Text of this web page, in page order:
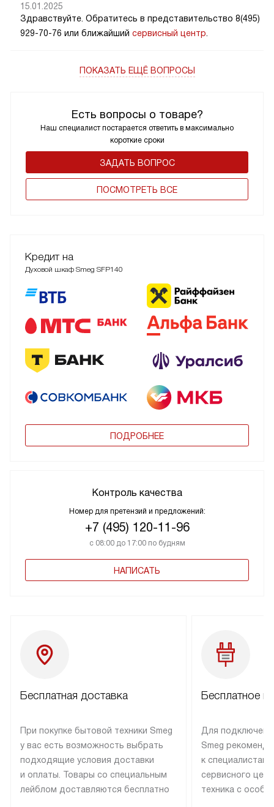
Есть вопросы о товаре?
Наш специалист постарается ответить в максимально
короткие сроки
ЗАДАТЬ ВОПРОС
ПОCМОТРЕТЬ ВСЕ
15.01.2025
Здравствуйте. Обратитесь в представительство 8(495)
929-70-76 или ближайший сервисный центр
ПОКАЗАТЬ ЕЩЁ ВОПРОСЫ
Кредит на
Духовой шкаф Smeg SFP140
ПОДРОБНЕЕ
Контроль качества
Номер для претензий и предложений:
+7 (495) 120-11-96
с 08:00 до 17:00 по будням
НАПИСАТЬ
Бесплатная доставка
При покупке бытовой техники Smeg
у вас есть возможность выбрать
подходящие условия доставки
и оплаты. Товары со специальным
лейблом доставляются бесплатно
Бесплатное
Для
Smeg
к специалистам
сервисного
техника с